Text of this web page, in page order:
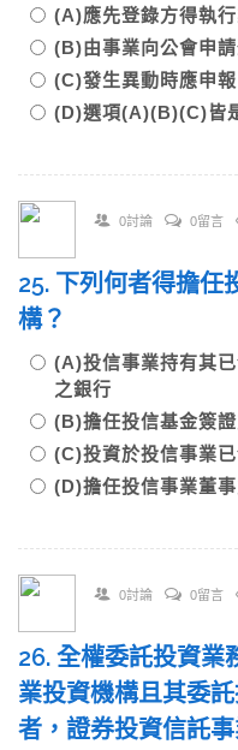
(A)應先登錄方得執
(B)由事業向公會申
(C)發生異動時應申
(D)選項(A)(B)(C)皆
0討論 0留言
25. 下列何者得擔任
構？
(A)投信事業持有其
之銀行
(B)擔任投信基金簽
(C)投資於投信事業
(D)擔任投信事業董
0討論 0留言
26. 全權委託投資業
業投資機構且其委
者，證券投資信託